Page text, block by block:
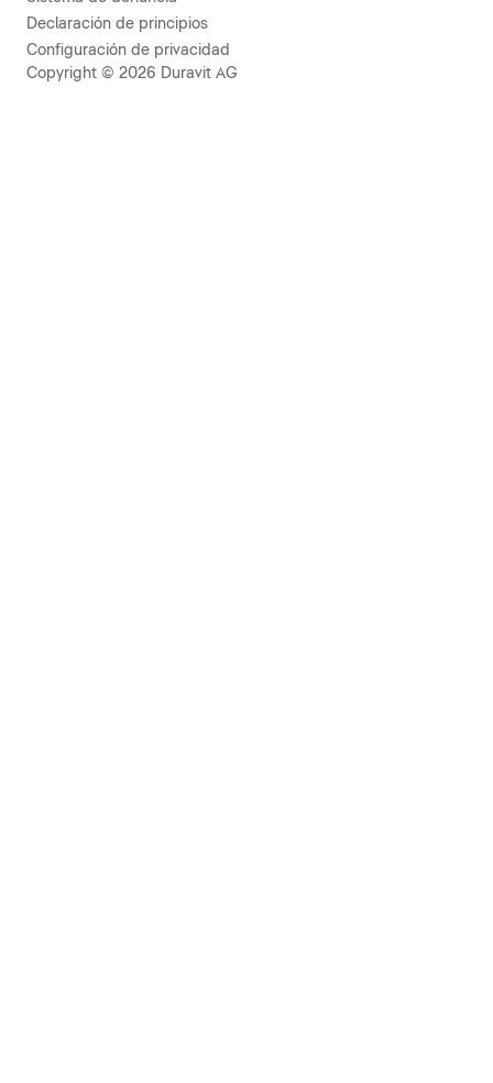
Declaración de principios
Configuración de privacidad
Copyright © 2026 Duravit AG